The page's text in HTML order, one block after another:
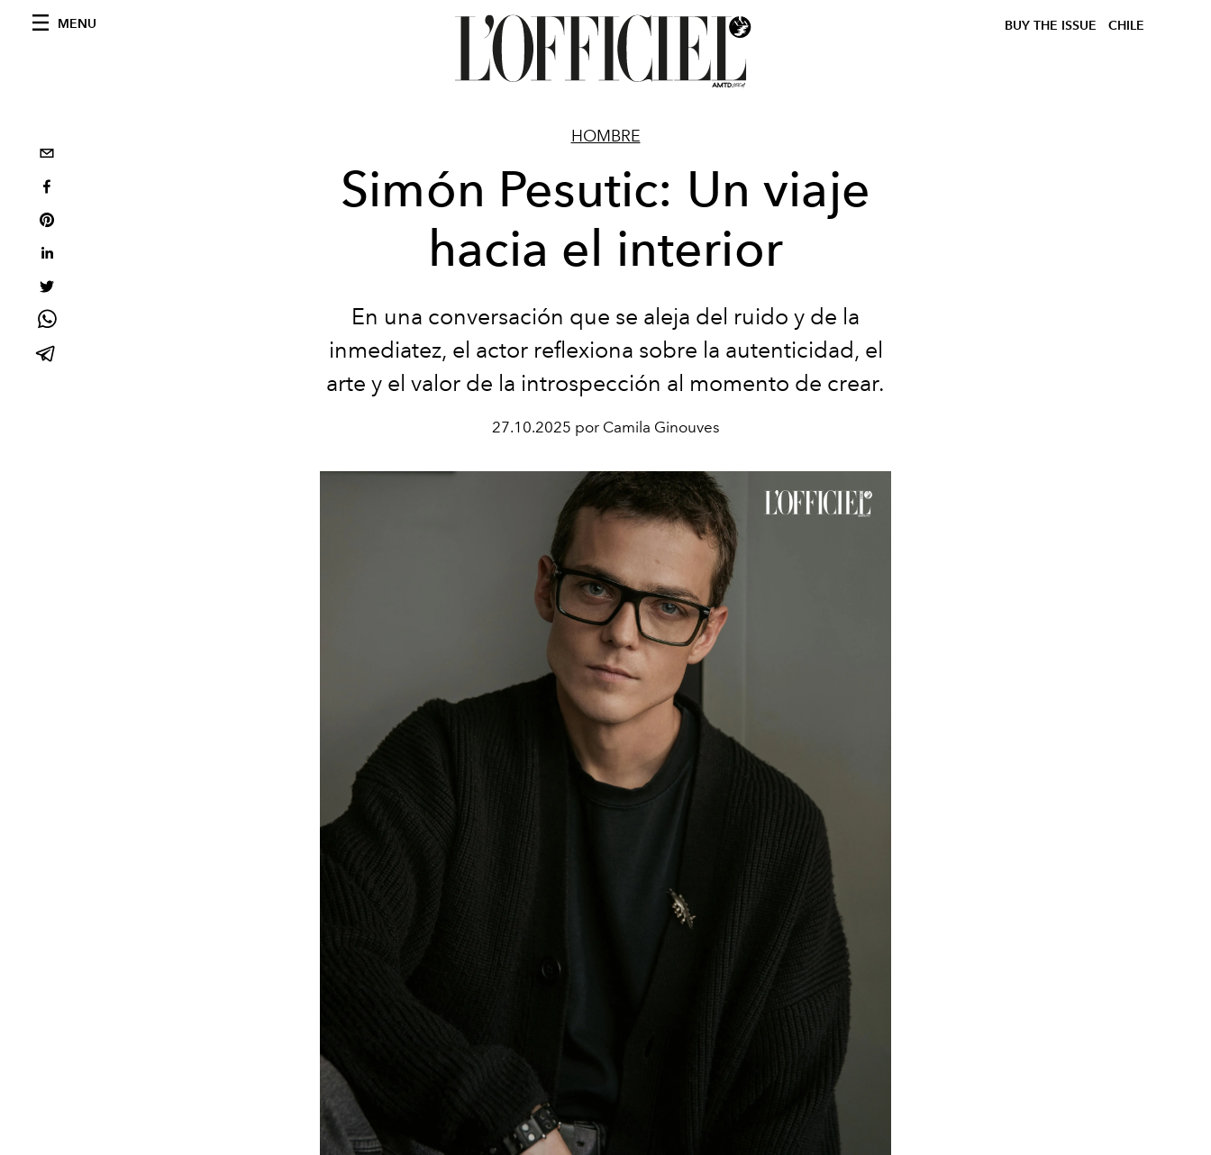
MENU BUY THE ISSUE CHILE
HOMBRE
Simón Pesutic: Un viaje
hacia el interior
En una conversación que se aleja del ruido y de la
inmediatez, el actor reflexiona sobre la autenticidad, el
arte y el valor de la introspección al momento de crear.
27.10.2025 por Camila Ginouves